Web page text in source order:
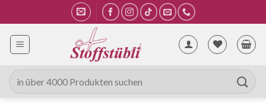
Inhalt
springen
Suche
nach: